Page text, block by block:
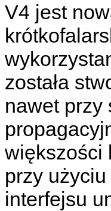
V4 jest
została
nawet przy
większości
przy
interfejsu